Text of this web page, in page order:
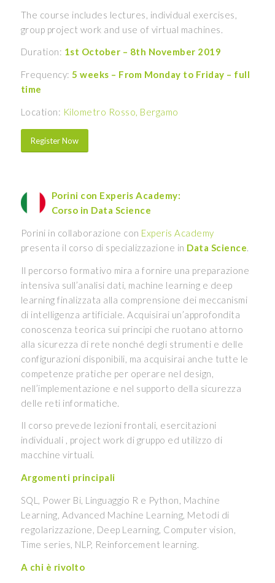
The course includes lectures, individual exercises,
group project work and use of virtual machines.
Duration: 1st October – 8th November 2019
Frequency:5 weeks – From Monday to Friday – full
time
Location: Kilometro Rosso, Bergamo
Register Now
Porini con Experis Academy:
Corso in Data Science
Porini in collaborazione con Experis Academy
presenta il corso di specializzazione in Data Science.
Il percorso formativo mira a fornire una preparazione
intensiva sull’analisi dati, machine learning e deep
learning finalizzata alla comprensione dei meccanismi
di intelligenza artificiale. Acquisirai un’approfondita
conoscenza teorica sui principi che ruotano attorno
alla sicurezza di rete nonché degli strumenti e delle
configurazioni disponibili, ma acquisirai anche tutte le
competenze pratiche per operare nel design,
nell’implementazione e nel supporto della sicurezza
delle reti informatiche.
Il corso prevede lezioni frontali, esercitazioni
individuali , project work di gruppo ed utilizzo di
macchine virtuali.
Argomenti principali
SQL, Power Bi, Linguaggio R e Python, Machine
Learning, Advanced Machine Learning, Metodi di
regolarizzazione, Deep Learning, Computer vision,
Time series, NLP, Reinforcement learning.
A chi è rivolto